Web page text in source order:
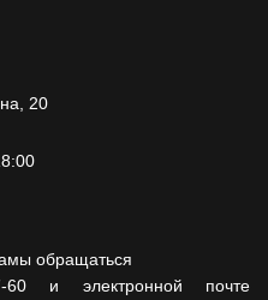
20
обращаться
и электронной почте